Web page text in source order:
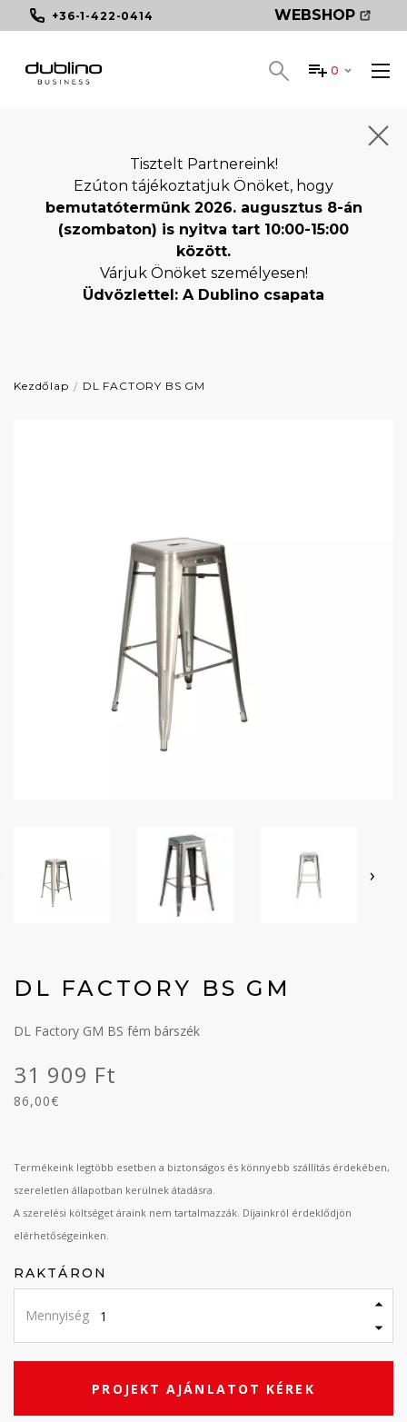
+36-1-422-0414 WEBSHOP
0
Tisztelt Partnereink!
Ezúton tájékoztatjuk Önöket, hogy
bemutatótermünk 2026. augusztus 8-án
(szombaton) is nyitva tart 10:00-15:00
között.
Várjuk Önöket személyesen!
Üdvözlettel: A Dublino csapata
Kezdőlap DL FACTORY BS GM
›
DL FACTORY BS GM
DL Factory GM BS fém bárszék
31 909 Ft
86,00€
Termékeink legtöbb esetben a biztonságos és könnyebb szállítás érdekében,
szereletlen állapotban kerülnek átadásra.
A szerelési költséget áraink nem tartalmazzák. Díjainkról érdeklődjön
elérhetőségeinken.
RAKTÁRON
Mennyiség
PROJEKT AJÁNLATOT KÉREK